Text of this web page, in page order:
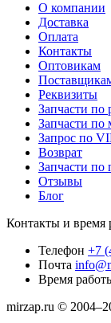
О компании
Доставка
Оплата
Контакты
Оптовикам
Реквизиты
Запчасти по
Запчасти по
Запрос по
Возврат
Запчасти по
Отзывы
Блог
Контакты и время
Телефон +7
Почта
Время
mirzap.ru ©